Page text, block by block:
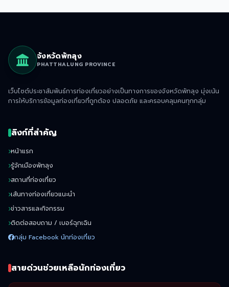
จังหวัดพัทลุง
PHATTHALUNG PROVINCE
เว็บไซต์ประชาสัมพันธ์การท่องเที่ยวอย่างเป็นทางการของจังหวัดพัทลุง มุ่งเน้น
การให้บริการข้อมูลท่องเที่ยวที่ถูกต้อง ปลอดภัย และครอบคลุมคนทุกกลุ่ม
ลิงก์ที่สำคัญ
หน้าแรก
รู้จักเมืองพัทลุง
สถานที่ท่องเที่ยว
เส้นทางท่องเที่ยวแนะนำ
ข่าวสารและกิจกรรม
ติดต่อสอบถาม / เบอร์ฉุกเฉิน
กลุ่ม Facebook นักท่องเที่ยว
สายด่วนช่วยเหลือนักท่องเที่ยว